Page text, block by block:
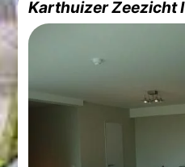
Karthuizer Zeezicht I